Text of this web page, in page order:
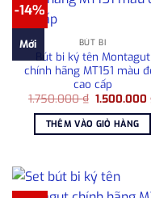
-14%
Mới BÚT BI
Bút bi ký tên Montagut
chính hãng MT151 màu
cao cấp
1.750.000₫ Giá
là:
1.750.000 ₫.
1.500.000
THÊM VÀO GIỎ HÀNG